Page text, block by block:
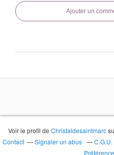
Ajouter un
Voir le profil deChristaldesaintmarc
Contact
Signaler un abus C.G.U.